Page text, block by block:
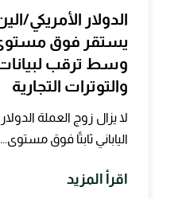
الدولار الأمريكي/
وسط ترقب
والتوترات التجارية
لا يزال زوج العملة
الياباني ثابتًا فوق مستوى...
اقرأ المزيد